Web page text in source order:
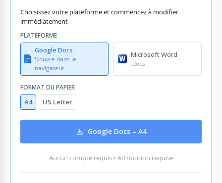
Choisissez votre plateforme et commencez à modifier
immédiatement
PLATEFORME
Google Docs
S’ouvre dans le
navigateur
Microsoft Word
.docs
FORMAT DU PAPIER
A4 US Letter
Google Docs – A4
Aucun compte requis • Attribution requise